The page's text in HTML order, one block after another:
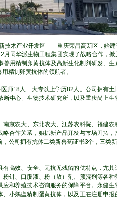
技术产业开发区——重庆荣昌高新区，始建
同华派生物工程集团实现了战略合作，掀
用精制卵黄抗体及高新生化制剂研发、生
精制卵黄抗体的领航者。
师18人，大专以上学历82人。公司拥有土
中心、生物技术研究所，以及重庆尚上生
京农大、东北农大、江苏农科院、福建农
合作关系，狠抓新产品开发与市场开拓，
公司拥有抗体二类新兽药证书3个，三类新
高效、安全、无抗无残留的优特点，尤其
针、口服液、粉（散）剂、预混剂等各种
和养殖技术咨询服务的保障平台。永健生
小鹅瘟精制蛋黄抗体，以及正在注册申报